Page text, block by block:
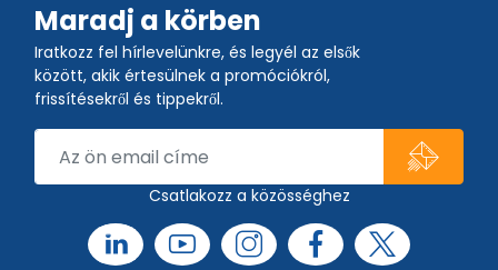
Maradj a körben
Iratkozz fel hírlevelünkre, és legyél az elsők
között, akik értesülnek a promóciókról,
frissítésekről és tippekről.
Csatlakozz a közösséghez